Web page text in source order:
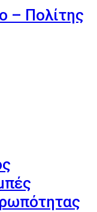
– Πολίτης